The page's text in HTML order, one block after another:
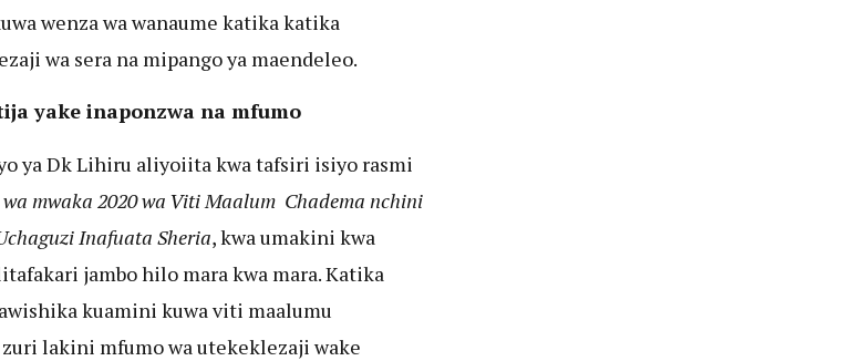
wenza wa wanaume katika katika
wa sera na mipango ya maendeleo.
yake inaponzwa na mfumo
ya Dk Lihiru aliyoiita kwa tafsiri isiyo rasmi
wa mwaka 2020 wa Viti Maalum Chadema nchini
Inafuata Sheria, kwa umakini kwa
jambo hilo mara kwa mara. Katika
kuamini kuwa viti maalumu
lakini mfumo wa utekeklezaji wake